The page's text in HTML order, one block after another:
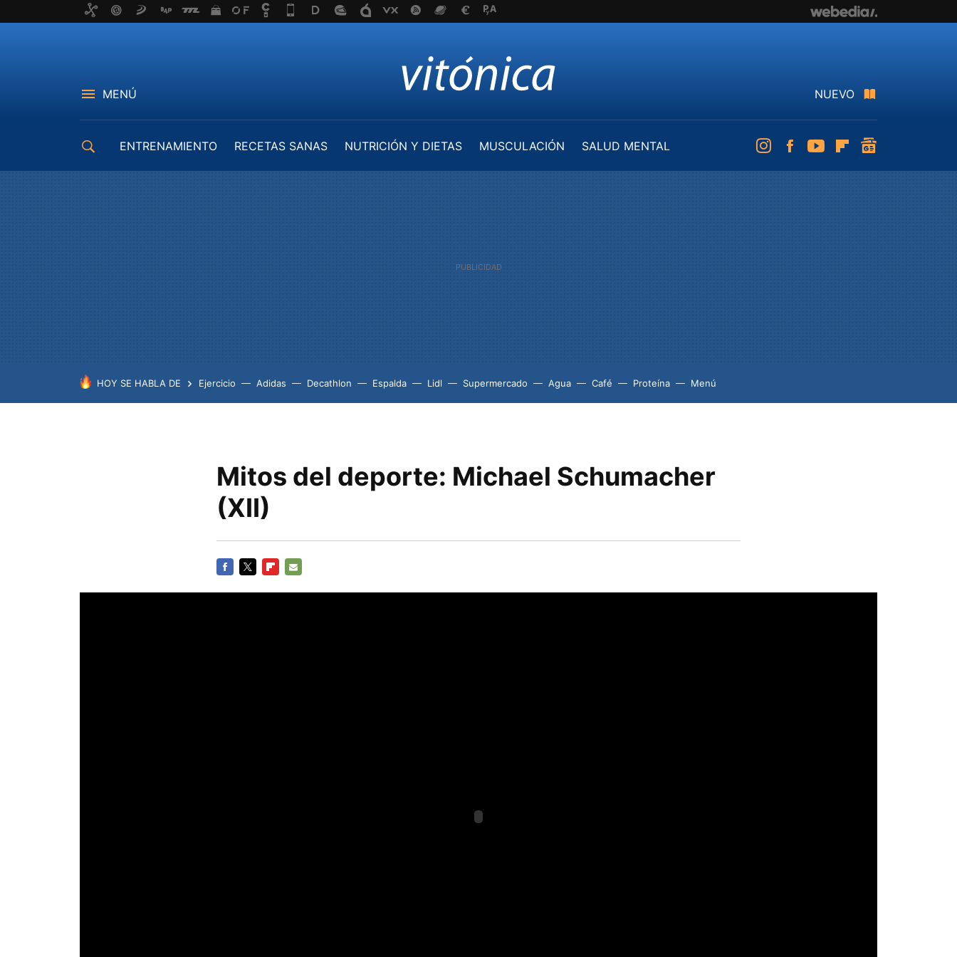
MENÚ NUEVO
ENTRENAMIENTO RECETAS SANAS NUTRICIÓN Y DIETAS MUSCULACIÓN
SALUD MENTAL
InstagramFacebookYoutubeFlipboard
HOY SE HABLA DE Ejercicio Adidas Decathlon Espalda Lidl Supermercado Agua Café Proteína Menú
Mitos del deporte: Michael Schumacher
(XII)